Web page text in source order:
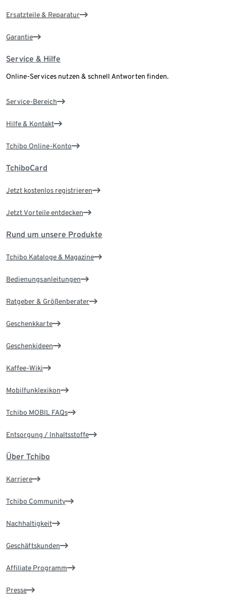
Ersatzteile & Reparatur
Garantie
Service & Hilfe
Online-Services nutzen & schnell Antworten finden.
Service-Bereich
Hilfe & Kontakt
Tchibo Online-Konto
TchiboCard
Jetzt kostenlos registrieren
Jetzt Vorteile entdecken
Rund um unsere Produkte
Tchibo Kataloge & Magazine
Bedienungsanleitungen
Ratgeber & Größenberater
Geschenkkarte
Geschenkideen
Kaffee-Wiki
Mobilfunklexikon
Tchibo MOBIL FAQs
Entsorgung / Inhaltsstoffe
Über Tchibo
Karriere
Tchibo Community
Nachhaltigkeit
Geschäftskunden
Affiliate Programm
Presse